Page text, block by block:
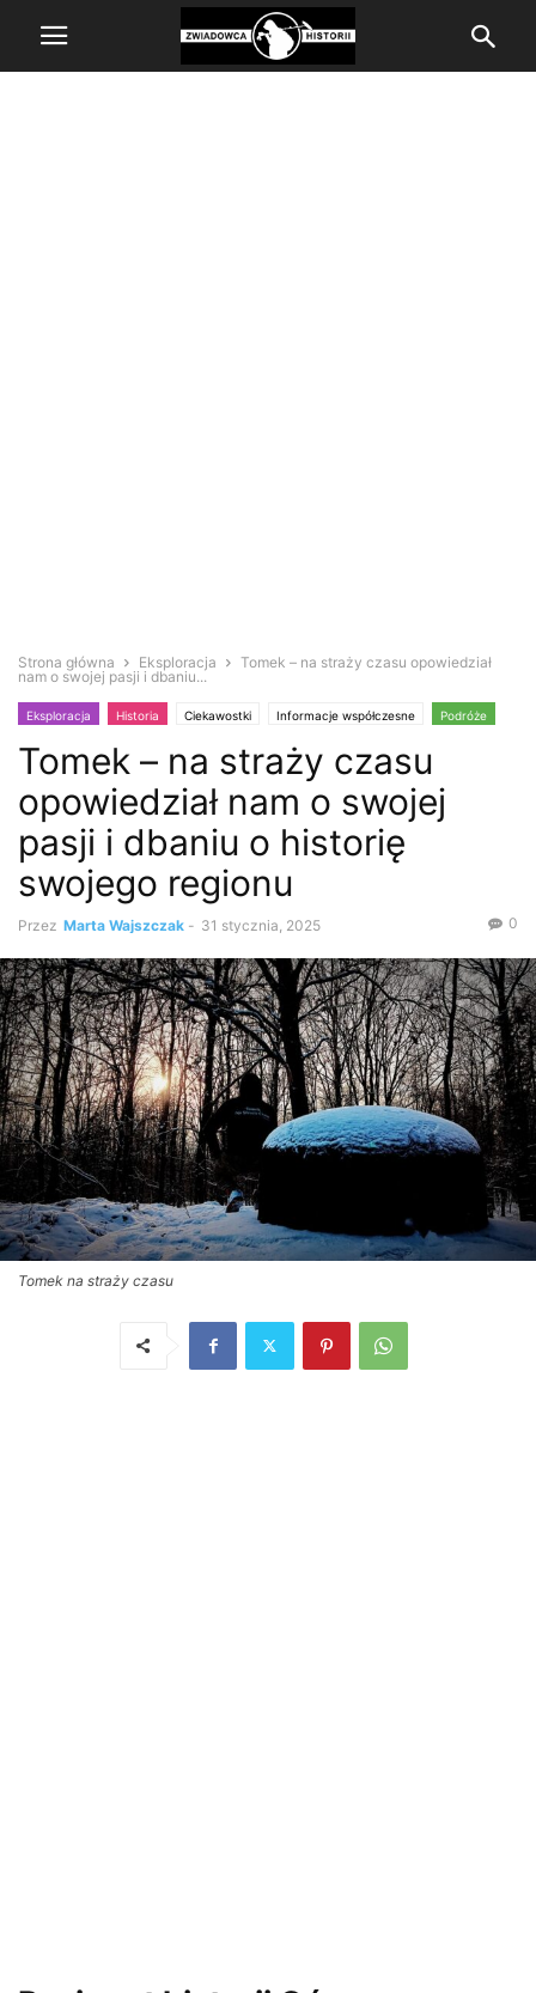
Strona główna Eksploracja
Tomek – na straży czasu opowiedział
nam o swojej pasji i dbaniu...
Eksploracja Historia Ciekawostki Informacje współczesne Podróże
Opuszczone zabytki Poszukiwacze Urbex
Tomek – na straży czasu
opowiedział nam o swojej
pasji i dbaniu o historię
swojego regionu
Przez Marta Wajszczak - 31 stycznia, 2025 0
Tomek na straży czasu